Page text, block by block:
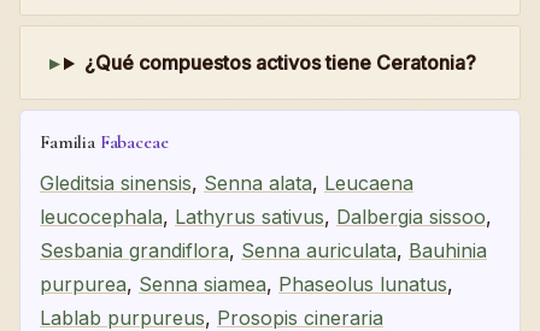
¿Qué compuestos activos tiene Ceratonia?
Familia Fabaceae
Gleditsia sinensis, Senna alata, Leucaena
leucocephala, Lathyrus sativus, Dalbergia sissoo,
Sesbania grandiflora, Senna auriculata, Bauhinia
purpurea, Senna siamea, Phaseolus lunatus,
Lablab purpureus, Prosopis cineraria